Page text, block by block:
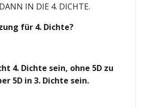
IN DIE 4. DICHTE.
für 4. Dichte?
4. Dichte sein, ohne 5D zu
5D in 3. Dichte sein.